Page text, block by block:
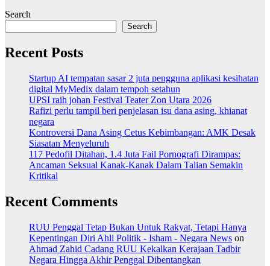
Search
Search
Recent Posts
Startup AI tempatan sasar 2 juta pengguna aplikasi kesihatan
digital MyMedix dalam tempoh setahun
UPSI raih johan Festival Teater Zon Utara 2026
Rafizi perlu tampil beri penjelasan isu dana asing, khianat
negara
Kontroversi Dana Asing Cetus Kebimbangan: AMK Desak
Siasatan Menyeluruh
117 Pedofil Ditahan, 1.4 Juta Fail Pornografi Dirampas:
Ancaman Seksual Kanak-Kanak Dalam Talian Semakin
Kritikal
Recent Comments
RUU Penggal Tetap Bukan Untuk Rakyat, Tetapi Hanya
Kepentingan Diri Ahli Politik - Isham - Negara News on
Ahmad Zahid Cadang RUU Kekalkan Kerajaan Tadbir
Negara Hingga Akhir Penggal Dibentangkan